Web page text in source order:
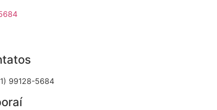
99128-5684